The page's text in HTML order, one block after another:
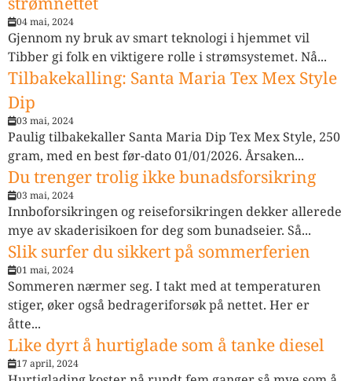
04 mai, 2024
Gjennom ny bruk av smart teknologi i hjemmet vil
Tibber gi folk en viktigere rolle i strømsystemet. Nå...
Tilbakekalling: Santa Maria Tex Mex Style
Dip
03 mai, 2024
Paulig tilbakekaller Santa Maria Dip Tex Mex Style, 250
gram, med en best før-dato 01/01/2026. Årsaken...
Du trenger trolig ikke bunadsforsikring
03 mai, 2024
Innboforsikringen og reiseforsikringen dekker allerede
mye av skaderisikoen for deg som bunadseier. Så...
Slik surfer du sikkert på sommerferien
01 mai, 2024
Sommeren nærmer seg. I takt med at temperaturen
stiger, øker også bedrageriforsøk på nettet. Her er
åtte...
Like dyrt å hurtiglade som å tanke diesel
17 april, 2024